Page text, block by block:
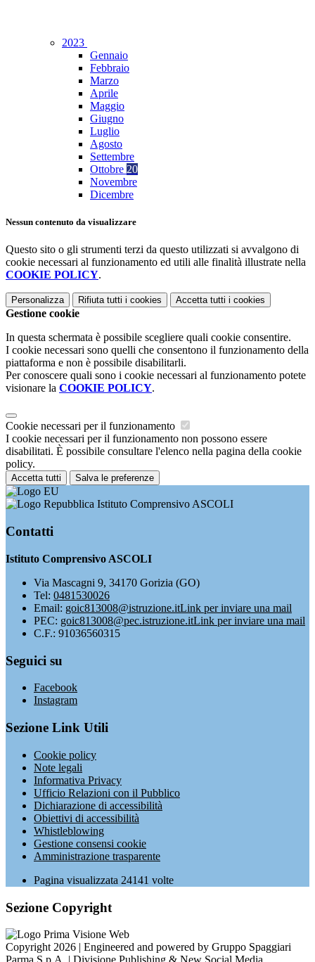
2023
Gennaio
Febbraio
Marzo
Aprile
Maggio
Giugno
Luglio
Agosto
Settembre
Ottobre 20
Novembre
Dicembre
Nessun contenuto da visualizzare
Questo sito o gli strumenti terzi da questo utilizzati si avvalgono di
cookie necessari al funzionamento ed utili alle finalità illustrate nella
COOKIE POLICY.
Personalizza Rifiuta tutti i cookies Accetta tutti i cookies
Gestione cookie
In questa schermata è possibile scegliere quali cookie consentire.
I cookie necessari sono quelli che consentono il funzionamento della
piattaforma e non è possibile disabilitarli.
Per conoscere quali sono i cookie necessari al funzionamento potete
visionare la COOKIE POLICY.
Cookie necessari per il funzionamento
I cookie necessari per il funzionamento non possono essere
disabilitati. È possibile consultare l'elenco nella pagina della cookie
policy.
Accetta tutti Salva le preferenze
Istituto Comprensivo ASCOLI
Contatti
Istituto Comprensivo ASCOLI
Via Mascagni 9, 34170 Gorizia (GO)
Tel: 0481530026
Email: goic813008@istruzione.itLink per inviare una mail
PEC: goic813008@pec.istruzione.itLink per inviare una mail
C.F.: 91036560315
Seguici su
Facebook
Instagram
Sezione Link Utili
Cookie policy
Note legali
Informativa Privacy
Ufficio Relazioni con il Pubblico
Dichiarazione di accessibilità
Obiettivi di accessibilità
Whistleblowing
Gestione consensi cookie
Amministrazione trasparente
Pagina visualizzata 24141 volte
Sezione Copyright
Copyright 2026 | Engineered and powered by Gruppo Spaggiari